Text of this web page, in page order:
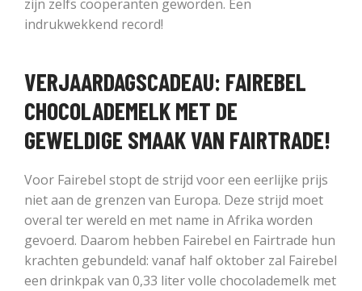
zijn zelfs coöperanten geworden. Een
indrukwekkend record!
VERJAARDAGSCADEAU: FAIREBEL
CHOCOLADEMELK MET DE
GEWELDIGE SMAAK VAN FAIRTRADE!
Voor Fairebel stopt de strijd voor een eerlijke prijs
niet aan de grenzen van Europa. Deze strijd moet
overal ter wereld en met name in Afrika worden
gevoerd. Daarom hebben Fairebel en Fairtrade hun
krachten gebundeld: vanaf half oktober zal Fairebel
een drinkpak van 0,33 liter volle chocolademelk met